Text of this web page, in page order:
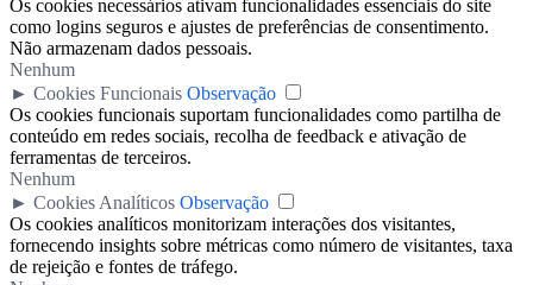
Os cookies necessários ativam funcionalidades essenciais do site
como logins seguros e ajustes de preferências de consentimento.
Não armazenam dados pessoais.
Nenhum
► Cookies Funcionais Observação
Os cookies funcionais suportam funcionalidades como partilha de
conteúdo em redes sociais, recolha de feedback e ativação de
ferramentas de terceiros.
Nenhum
► Cookies Analíticos Observação
Os cookies analíticos monitorizam interações dos visitantes,
fornecendo insights sobre métricas como número de visitantes, taxa
de rejeição e fontes de tráfego.